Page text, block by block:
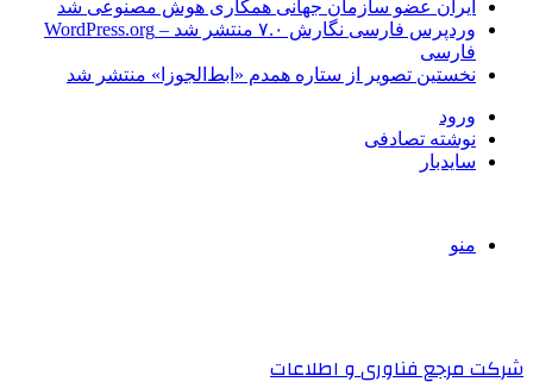
ایران عضو سازمان جهانی همکاری هوش مصنوعی شد
وردپرس فارسی نگارش ۷.۰ منتشر شد – WordPress.org
فارسی
نخستین تصویر از ستاره همدم «ابط‌الجوزا» منتشر شد
ورود
نوشته تصادفی
سایدبار
منو
شرکت مرجع فناوری و اطلاعات